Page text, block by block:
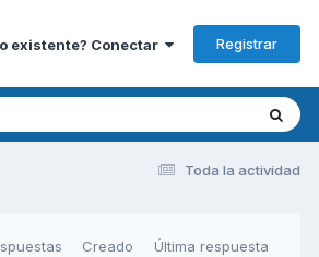
existente? Conectar Registrar
Toda la actividad
Creado Última respuesta